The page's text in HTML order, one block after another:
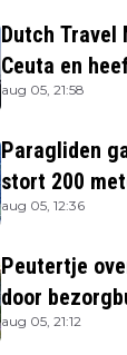
Dutch
Ceuta en
berichtgeving
aug 05, 21:58
Paragliden
stort 200
aug 05, 12:36
Peutertje
door
aug 05, 21:12